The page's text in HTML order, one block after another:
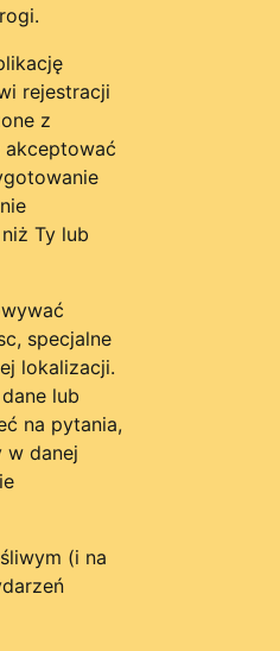
rejestracji
z
Ty lub
specjalne
lokalizacji.
lub
na pytania,
w danej
(i na